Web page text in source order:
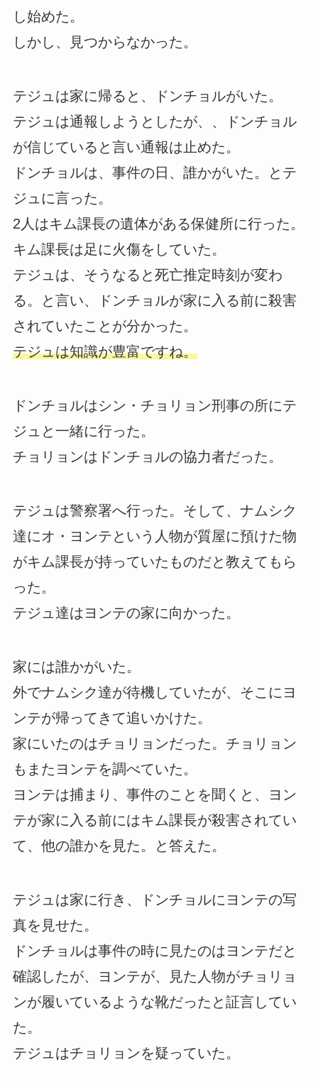
し始めた。
しかし、見つからなかった。
テジュは家に帰ると、ドンチョルがいた。
テジュは通報しようとしたが、、ドンチョル
が信じていると言い通報は止めた。
ドンチョルは、事件の日、誰かがいた。とテ
ジュに言った。
2人はキム課長の遺体がある保健所に行った。
キム課長は足に火傷をしていた。
テジュは、そうなると死亡推定時刻が変わ
る。と言い、ドンチョルが家に入る前に殺害
されていたことが分かった。
テジュは知識が豊富ですね。
ドンチョルはシン・チョリョン刑事の所にテ
ジュと一緒に行った。
チョリョンはドンチョルの協力者だった。
テジュは警察署へ行った。そして、ナムシク
達にオ・ヨンテという人物が質屋に預けた物
がキム課長が持っていたものだと教えてもら
った。
テジュ達はヨンテの家に向かった。
家には誰かがいた。
外でナムシク達が待機していたが、そこにヨ
ンテが帰ってきて追いかけた。
家にいたのはチョリョンだった。チョリョン
もまたヨンテを調べていた。
ヨンテは捕まり、事件のことを聞くと、ヨン
テが家に入る前にはキム課長が殺害されてい
て、他の誰かを見た。と答えた。
テジュは家に行き、ドンチョルにヨンテの写
真を見せた。
ドンチョルは事件の時に見たのはヨンテだと
確認したが、ヨンテが、見た人物がチョリョ
ンが履いているような靴だったと証言してい
た。
テジュはチョリョンを疑っていた。